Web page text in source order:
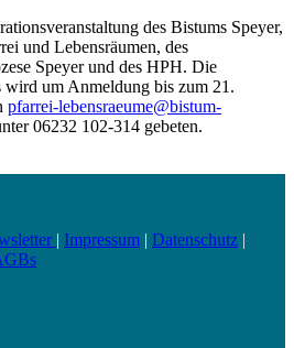
des Bistums Speyer,
und Lebensräumen, des
Speyer und des HPH. Die
wird um Anmeldung bis zum 21.
pfarrei-lebensraeume@bistum-
06232 102-314 gebeten.
| Impressum | Datenschutz |